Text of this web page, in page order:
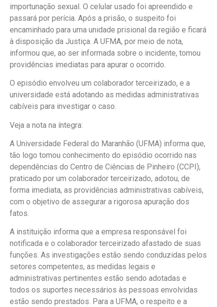
importunação sexual. O celular usado foi apreendido e
passará por perícia. Após a prisão, o suspeito foi
encaminhado para uma unidade prisional da região e ficará
à disposição da Justiça. A UFMA, por meio de nota,
informou que, ao ser informada sobre o incidente, tomou
providências imediatas para apurar o ocorrido.
O episódio envolveu um colaborador terceirizado, e a
universidade está adotando as medidas administrativas
cabíveis para investigar o caso.
Veja a nota na íntegra:
A Universidade Federal do Maranhão (UFMA) informa que,
tão logo tomou conhecimento do episódio ocorrido nas
dependências do Centro de Ciências de Pinheiro (CCPI),
praticado por um colaborador terceirizado, adotou, de
forma imediata, as providências administrativas cabíveis,
com o objetivo de assegurar a rigorosa apuração dos
fatos.
A instituição informa que a empresa responsável foi
notificada e o colaborador terceirizado afastado de suas
funções. As investigações estão sendo conduzidas pelos
setores competentes, as medidas legais e
administrativas pertinentes estão sendo adotadas e
todos os suportes necessários às pessoas envolvidas
estão sendo prestados. Para a UFMA, o respeito e a